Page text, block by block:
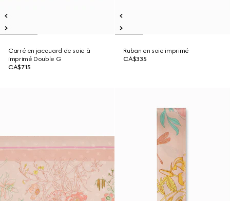
Carré en jacquard de soie à
imprimé Double G
CA$715
Ruban en soie imprimé
CA$335